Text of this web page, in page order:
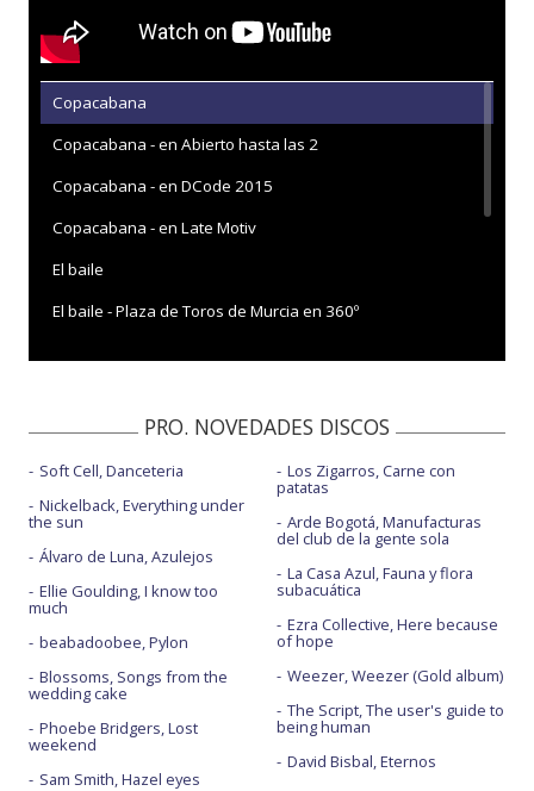
Copacabana
Copacabana - en Abierto hasta las 2
Copacabana - en DCode 2015
Copacabana - en Late Motiv
El baile
El baile - Plaza de Toros de Murcia en 360º
Pequeña gran revolución - directo oficial
Pequeña gran revolución - en Abierto hasta las 2
PRO. NOVEDADES DISCOS
Soft Cell, Danceteria
Nickelback, Everything under
the sun
Álvaro de Luna, Azulejos
Ellie Goulding, I know too
much
beabadoobee, Pylon
Blossoms, Songs from the
wedding cake
Phoebe Bridgers, Lost
weekend
Sam Smith, Hazel eyes
Los Zigarros, Carne con
patatas
Arde Bogotá, Manufacturas
del club de la gente sola
La Casa Azul, Fauna y flora
subacuática
Ezra Collective, Here because
of hope
Weezer, Weezer (Gold album)
The Script, The user's guide to
being human
David Bisbal, Eternos